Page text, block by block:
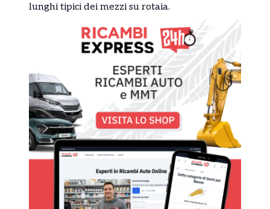
lunghi tipici dei mezzi su rotaia.